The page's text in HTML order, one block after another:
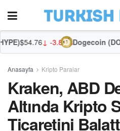
↓ -3.89%Dogecoin (DOGE)$0.07
Anasayfa Kripto Paralar
Kraken, ABD
Altında Kripto
Ticaretini